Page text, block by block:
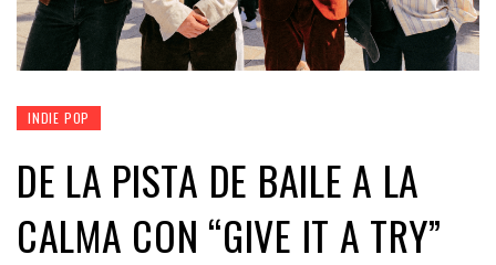
INDIE POP
DE LA PISTA DE BAILE A LA
CALMA CON “GIVE IT A TRY”